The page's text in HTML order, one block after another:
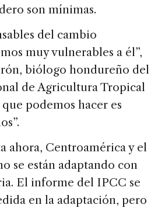
son mínimas.
del cambio
muy vulnerables a él”,
biólogo hondureño del
de Agricultura Tropical
podemos hacer es
ahora, Centroamérica y el
se están adaptando con
El informe del IPCC se
en la adaptación, pero